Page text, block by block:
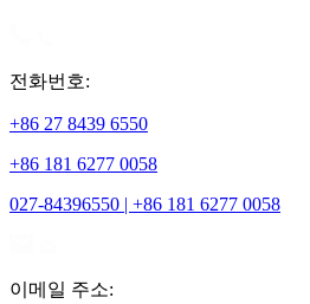
전화번호:
+86 27 8439 6550
+86 181 6277 0058
027-84396550 | +86 181 6277 0058
이메일 주소: